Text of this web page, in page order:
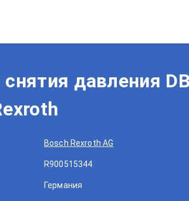
давления
Bosch Rexroth AG
R900515344
Германия